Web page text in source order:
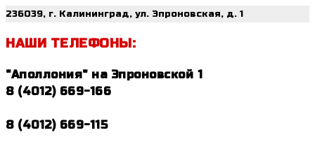
236039, г. Калининград, ул. Эпроновская, д. 1
НАШИ ТЕЛЕФОНЫ:
"Аполлония" на Эпроновской 1
8 (4012) 669-166
8 (4012) 669-115